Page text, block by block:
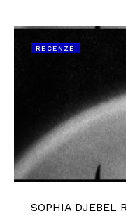
RECENZE
SOPHIA DJEBEL